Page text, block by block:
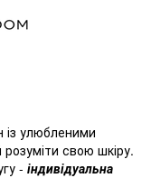
із улюбленими
свою шкіру.
- індивідуальна